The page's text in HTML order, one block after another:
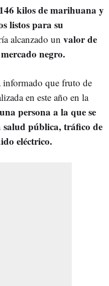
146 kilos de marihuana y
listos para su
alcanzado un valor de
negro.
que fruto de
en este año en la
persona a la que se
pública, tráfico de
eléctrico.